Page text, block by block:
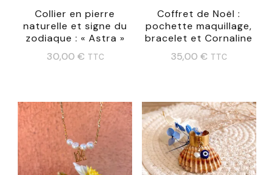
la
page
Collier en pierre
naturelle et signe du
zodiaque : « Astra »
30,00 € TTC
plusieurs
variations.
Coffret de Noël :
pochette maquillage,
bracelet et Cornaline
35,00 € TTC